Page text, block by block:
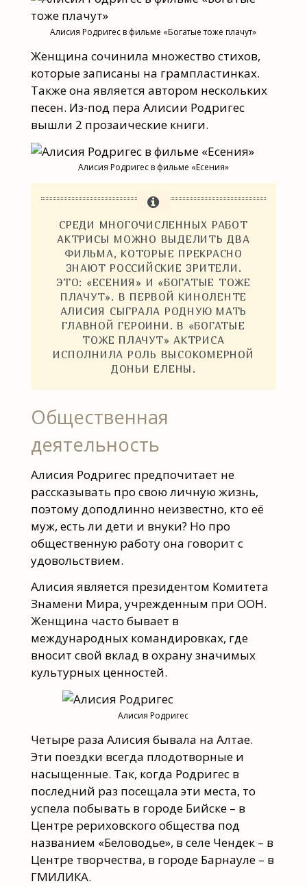
Алисия Родригес в фильме «Богатые тоже плачут»
Женщина сочинила множество стихов,
которые записаны на грампластинках.
Также она является автором нескольких
песен. Из-под пера Алисии Родригес
вышли 2 прозаические книги.
Алисия Родригес в фильме «Есения»
СРЕДИ МНОГОЧИСЛЕННЫХ РАБОТ
АКТРИСЫ МОЖНО ВЫДЕЛИТЬ ДВА
ФИЛЬМА, КОТОРЫЕ ПРЕКРАСНО
ЗНАЮТ РОССИЙСКИЕ ЗРИТЕЛИ.
ЭТО: «ЕСЕНИЯ» И «БОГАТЫЕ ТОЖЕ
ПЛАЧУТ». В ПЕРВОЙ КИНОЛЕНТЕ
АЛИСИЯ СЫГРАЛА РОДНУЮ МАТЬ
ГЛАВНОЙ ГЕРОИНИ. В «БОГАТЫЕ
ТОЖЕ ПЛАЧУТ» АКТРИСА
ИСПОЛНИЛА РОЛЬ ВЫСОКОМЕРНОЙ
ДОНЬИ ЕЛЕНЫ.
Общественная
деятельность
Алисия Родригес предпочитает не
рассказывать про свою личную жизнь,
поэтому доподлинно неизвестно, кто её
муж, есть ли дети и внуки? Но про
общественную работу она говорит с
удовольствием.
Алисия является президентом Комитета
Знамени Мира, учрежденным при ООН.
Женщина часто бывает в
международных командировках, где
вносит свой вклад в охрану значимых
культурных ценностей.
Алисия Родригес
Четыре раза Алисия бывала на Алтае.
Эти поездки всегда плодотворные и
насыщенные. Так, когда Родригес в
последний раз посещала эти места, то
успела побывать в городе Бийске – в
Центре рериховского общества под
названием «Беловодье», в селе Чендек – в
Центре творчества, в городе Барнауле – в
ГМИЛИКА.